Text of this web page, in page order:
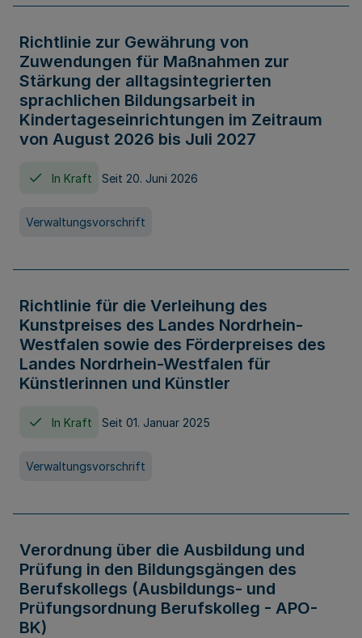
Richtlinie zur Gewährung von
Zuwendungen für Maßnahmen zur
Stärkung der alltagsintegrierten
sprachlichen Bildungsarbeit in
Kindertageseinrichtungen im Zeitraum
von August 2026 bis Juli 2027
In Kraft Seit 20. Juni 2026
Verwaltungsvorschrift
Richtlinie für die Verleihung des
Kunstpreises des Landes Nordrhein-
Westfalen sowie des Förderpreises des
Landes Nordrhein-Westfalen für
Künstlerinnen und Künstler
In Kraft Seit 01. Januar 2025
Verwaltungsvorschrift
Verordnung über die Ausbildung und
Prüfung in den Bildungsgängen des
Berufskollegs (Ausbildungs- und
Prüfungsordnung Berufskolleg - APO-
BK)